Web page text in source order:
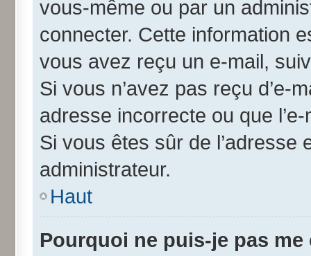
vous-même ou par un
connecter. Cette information
vous avez reçu un e-mail,
Si vous n’avez pas reçu d’e-
adresse incorrecte ou que
Si vous êtes sûr de l’adresse
administrateur.
Haut
Pourquoi ne puis-je pas